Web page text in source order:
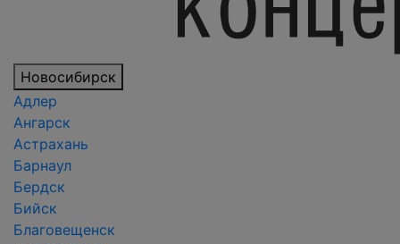
Новосибирск
Адлер
Ангарск
Астрахань
Барнаул
Бердск
Бийск
Благовещенск